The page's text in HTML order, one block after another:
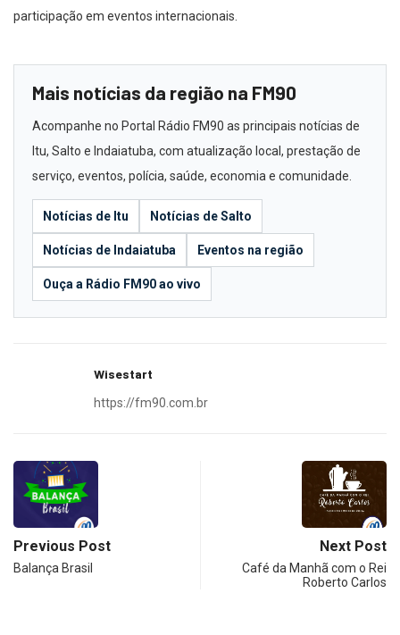
participação em eventos internacionais.
Mais notícias da região na FM90
Acompanhe no Portal Rádio FM90 as principais notícias de
Itu, Salto e Indaiatuba, com atualização local, prestação de
serviço, eventos, polícia, saúde, economia e comunidade.
Notícias de Itu Notícias de Salto
Notícias de Indaiatuba Eventos na região
Ouça a Rádio FM90 ao vivo
Wisestart
https://fm90.com.br
Previous Post
Balança Brasil
Next Post
Café da Manhã com o Rei
Roberto Carlos